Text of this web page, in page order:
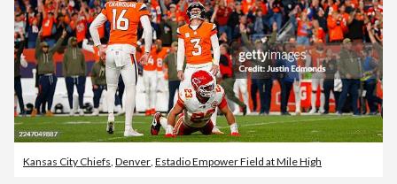
Kansas City Chiefs, Denver, Estadio Empower Field at Mile High